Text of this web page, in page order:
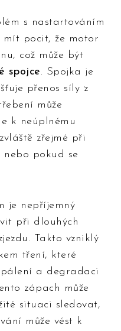
s nastartováním
mít pocit, že motor
což může být
spojce. Spojka je
přenos síly z
může
k neúplnému
zřejmé při
nebo pokud se
je nepříjemný
při dlouhých
Takto vzniklý
tření, které
a degradaci
zápach může
situaci sledovat,
může vést k